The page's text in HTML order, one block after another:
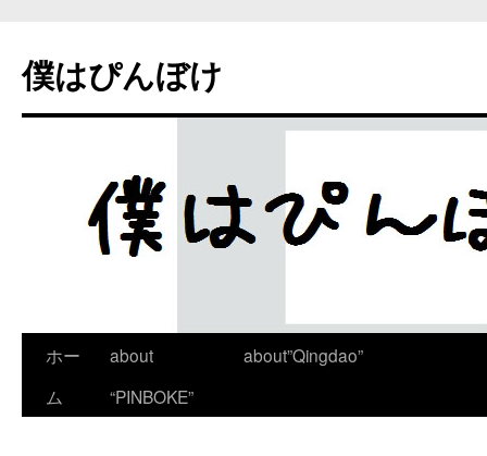
僕はぴんぼけ
ホー
ム
about
“PINBOKE”
about”Qingdao”